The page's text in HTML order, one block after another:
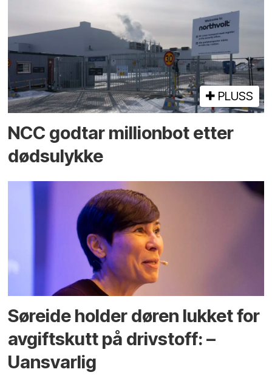
PLUSS
NCC godtar millionbot etter
dødsulykke
Søreide holder døren lukket for
avgiftskutt på drivstoff: –
Uansvarlig